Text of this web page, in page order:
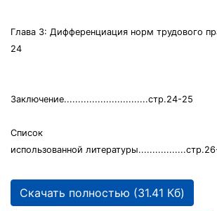
Глава 3: Дифференциация норм трудового
24
Заключение..............................стр.24-25
Список
использованной
Скачать полностью (31.41 Кб)